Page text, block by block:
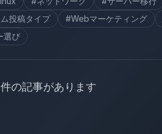
投稿タイプ #Webマーケティング
選び
件の記事があります